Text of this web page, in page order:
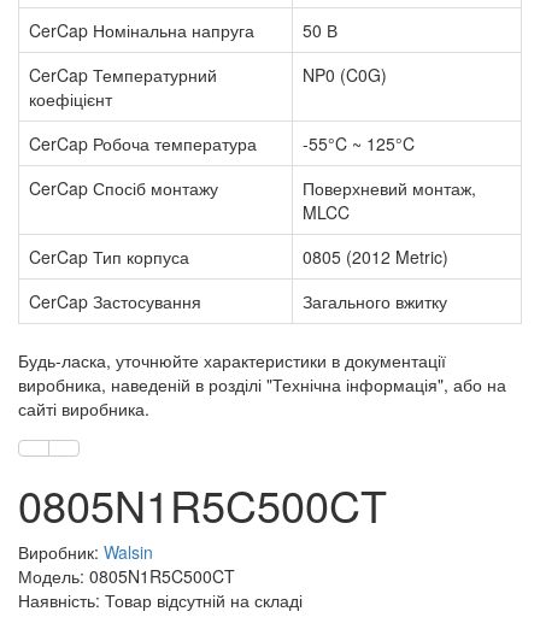
CerCap Номінальна напруга
50 В
CerCap Температурний
коефіцієнт
NP0 (C0G)
CerCap Робоча температура
-55°C ~ 125°C
CerCap Спосіб монтажу
Поверхневий монтаж,
MLCC
CerCap Тип корпуса
0805 (2012 Metric)
CerCap Застосування
Загального вжитку
Будь-ласка, уточнюйте характеристики в документації
виробника, наведеній в розділі "Технічна інформація", або на
сайті виробника.
0805N1R5C500CT
Виробник: Walsin
Модель: 0805N1R5C500CT
Наявність: Товар відсутній на складі